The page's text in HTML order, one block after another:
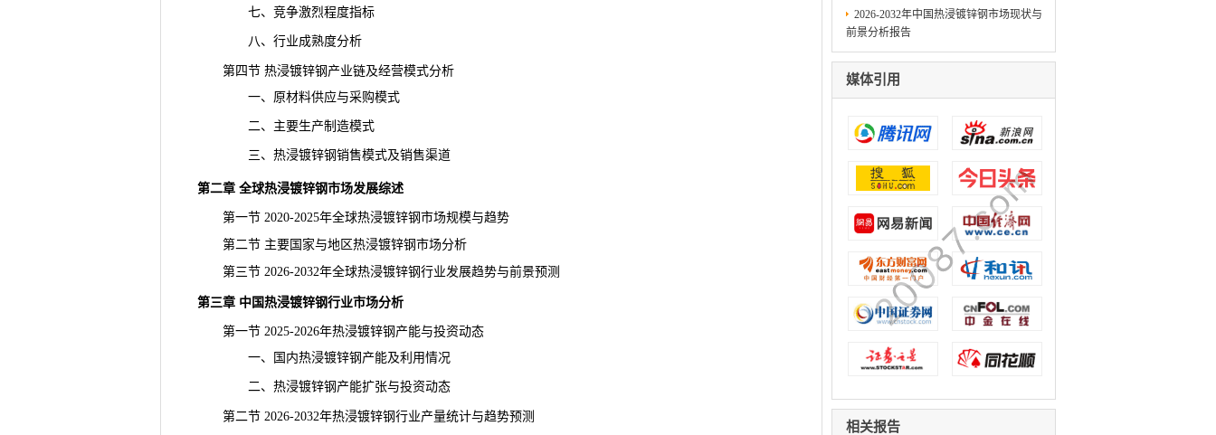
七、竞争激烈程度指标
八、行业成熟度分析
第四节 热浸镀锌钢产业链及经营模式分析
一、原材料供应与采购模式
二、主要生产制造模式
三、热浸镀锌钢销售模式及销售渠道
第二章 全球热浸镀锌钢市场发展综述
第一节 2020-2025年全球热浸镀锌钢市场规模与趋势
第二节 主要国家与地区热浸镀锌钢市场分析
第三节 2026-2032年全球热浸镀锌钢行业发展趋势与前景预测
第三章 中国热浸镀锌钢行业市场分析
第一节 2025-2026年热浸镀锌钢产能与投资动态
一、国内热浸镀锌钢产能及利用情况
二、热浸镀锌钢产能扩张与投资动态
第二节 2026-2032年热浸镀锌钢行业产量统计与趋势预测
2026-2032年中国热浸镀锌钢市场现状与
前景分析报告
媒体引用
相关报告